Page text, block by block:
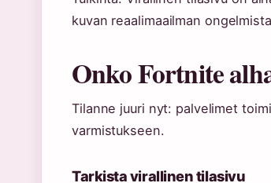
kuvan reaalimaailman
Onko Fortnite
Tilanne juuri nyt: palvelimet
varmistukseen.
Tarkista virallinen tilasivu